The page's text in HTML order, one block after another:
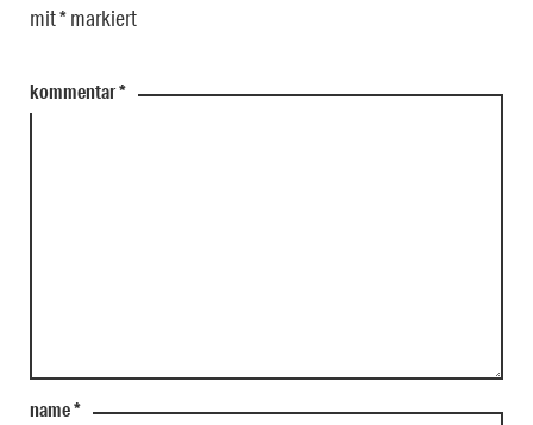
mit*markiert
kommentar*
name*